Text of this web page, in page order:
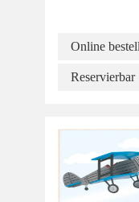
Online
Reservierbar